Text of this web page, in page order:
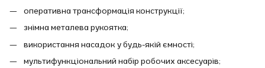
оперативна трансформація конструкції;
знімна металева рукоятка;
використання насадок у будь-якій ємності;
мультифункціональний набір робочих аксесуарів;